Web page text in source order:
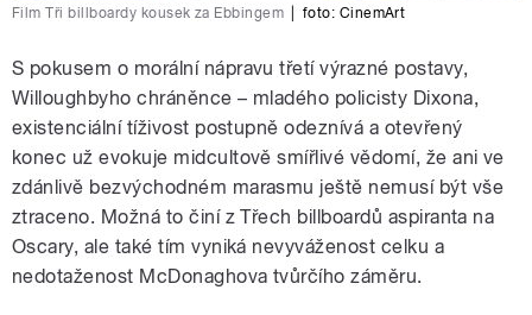
Film Tři billboardy kousek za Ebbingem foto: CinemArt
S pokusem o morální nápravu třetí výrazné postavy,
Willoughbyho chráněnce – mladého policisty Dixona,
existenciální tíživost postupně odeznívá a otevřený
konec už evokuje midcultově smířlivé vědomí, že ani ve
zdánlivě bezvýchodném marasmu ještě nemusí být vše
ztraceno. Možná to činí z Třech billboardů aspiranta na
Oscary, ale také tím vyniká nevyváženost celku a
nedotaženost McDonaghova tvůrčího záměru.